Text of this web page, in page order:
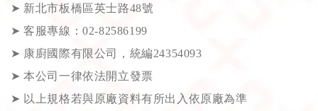
➤ 新北市板橋區英士路48號
➤ 客服專線：02-82586199
➤ 康廚國際有限公司，統編24354093
➤ 本公司一律依法開立發票
➤ 以上規格若與原廠資料有所出入依原廠為準